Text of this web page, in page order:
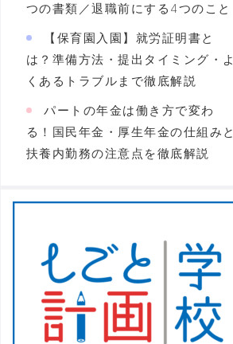
つの書類／退職前にする4つのこと
【保育園入園】就労証明書と
は？準備方法・提出タイミング・よ
くあるトラブルまで徹底解説
パートの年金は働き方で変わ
る！国民年金・厚生年金の仕組みと
扶養内勤務の注意点を徹底解説